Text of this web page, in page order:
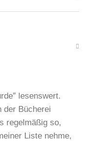
lesenswert.
der Bücherei
regelmäßig so,
Liste nehme,